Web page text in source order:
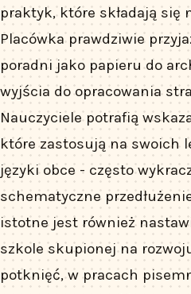
praktyk, które składają się
Placówka prawdziwie
poradni jako papieru do
wyjścia do opracowania
Nauczyciele potrafią
które zastosują na swoich
języki obce - często
schematyczne
istotne jest również
szkole skupionej na
potknięć, w pracach